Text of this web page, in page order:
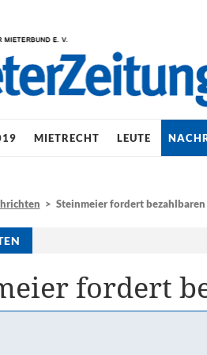
MIETRECHT LEUTE
> Steinmeier fordert
fordert